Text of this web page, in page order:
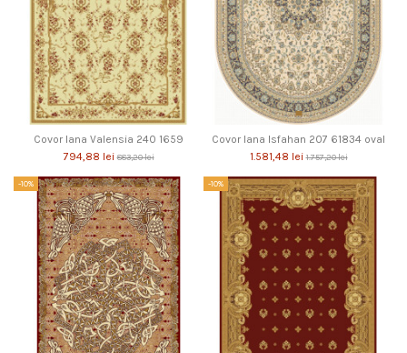
Covor lana Valensia 240 1659
794,88 lei 883,20 lei
Covor lana Isfahan 207 61834 oval
1.581,48 lei 1.757,20 lei
-10% -10%